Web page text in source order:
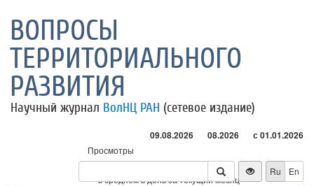
ВОПРОСЫ
ТЕРРИТОРИАЛЬНОГО
РАЗВИТИЯ
Научный журнал ВолНЦ РАН (сетевое издание)
09.08.2026 08.2026 с 01.01.2026
Просмотры
Посетители
* - в среднем в день за текущий месяц
Ru En